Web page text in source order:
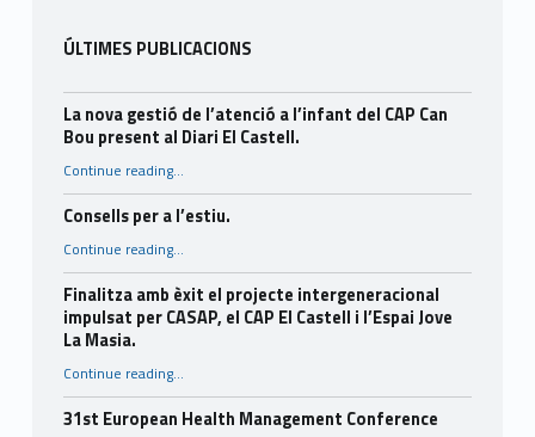
ÚLTIMES PUBLICACIONS
La nova gestió de l’atenció a l’infant del CAP Can
Bou present al Diari El Castell.
Continue reading“La nova gestió de l’atenció a l’infant del CAP Can Bou present al Diari El Castell.”
…
Consells per a l’estiu.
Continue reading…
Finalitza amb èxit el projecte intergeneracional
impulsat per CASAP, el CAP El Castell i l’Espai Jove
La Masia.
Continue reading“Finalitza amb èxit el projecte intergeneracional impulsat per CASAP, el CAP El Castell i l’Espai Jove La Masia.”
…
31st European Health Management Conference